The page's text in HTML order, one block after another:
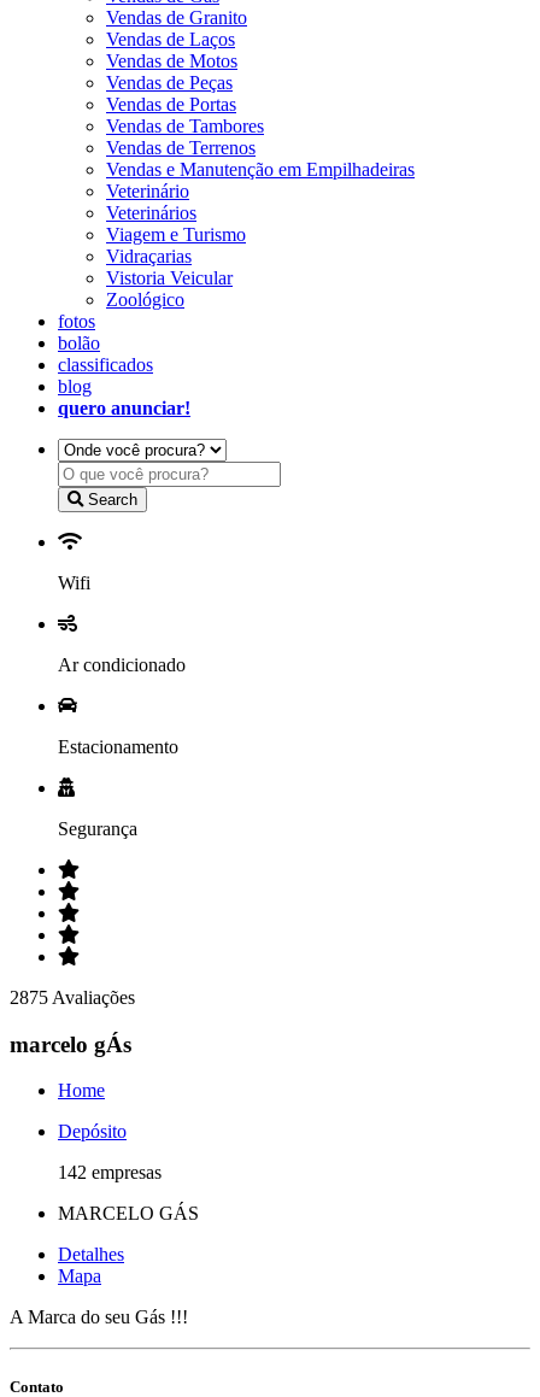
Vendas de Granito
Vendas de Laços
Vendas de Motos
Vendas de Peças
Vendas de Portas
Vendas de Tambores
Vendas de Terrenos
Vendas e Manutenção em Empilhadeiras
Veterinário
Veterinários
Viagem e Turismo
Vidraçarias
Vistoria Veicular
Zoológico
fotos
bolão
classificados
blog
quero anunciar!
Search
Wifi
Ar condicionado
Estacionamento
Segurança
2875 Avaliações
marcelo gÁs
Home
Depósito
142 empresas
MARCELO GÁS
Detalhes
Mapa
A Marca do seu Gás !!!
Contato